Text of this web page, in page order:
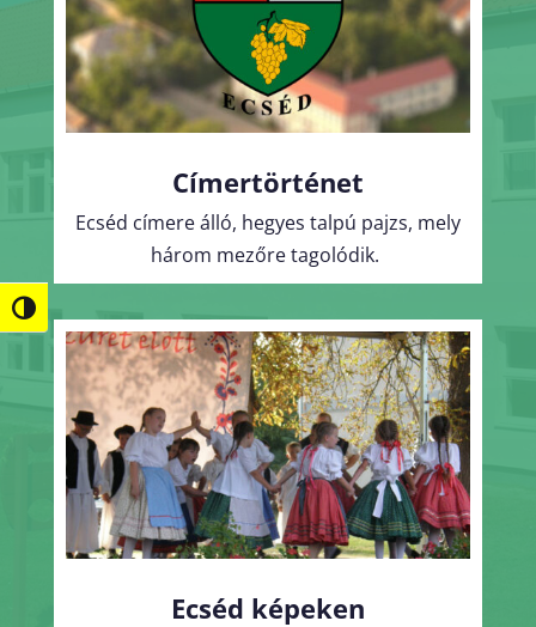
Nagy kontraszt váltása
Címertörténet
Ecséd címereálló, hegyes talpú pajzs, mely
három mezőre tagolódik.
Ecséd képeken